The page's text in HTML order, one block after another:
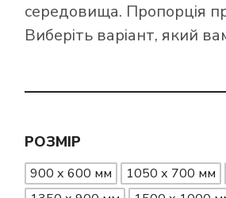
середовища. Пропорція
Виберіть варіант, який
РОЗМІР
900 х 600 мм 1050 х 700 мм